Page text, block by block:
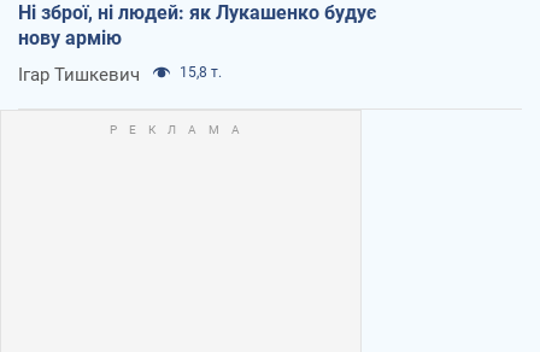
Ні зброї, ні людей: як Лукашенко будує
нову армію
Ігар Тишкевич 15,8 т.